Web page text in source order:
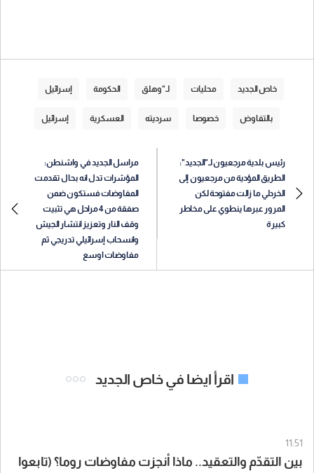
خاص الجديد محليات لـ"وهلق الحكومة إسرائيل
بالتفاوض خصوصا سرديته العسكرية إسرائيل
رئيس بلدية مرجعيون لـ"الجديد":
الطريق المؤدية من مرجعيون إلى
الخردلي ما زالت مفتوحة لكن
المرور عبرها ينطوي على مخاطر
كبيرة
مراسل الجديد في واشنطن:
المؤشرات تدل انه بحال تقدمت
المفاوضات فستكون ضمن
صفقة من 4 مراحل هي تثبيت
وقف النار وتعزيز انتشار الجيش
وانسحاب إسرائيلي تدريجي ثم
مفاوضات اوسع
اقرأ ايضا في خاص الجديد
11:51
بين التقدّم والتعقيد.. ماذا أنجزت مفاوضات روما؟ (تابعوا